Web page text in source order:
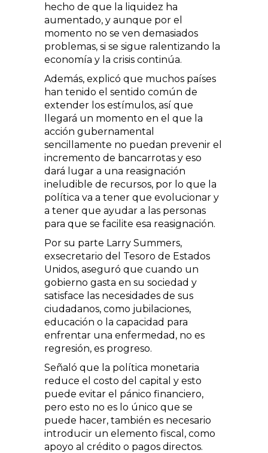
hecho de que la liquidez ha
aumentado, y aunque por el
momento no se ven demasiados
problemas, si se sigue ralentizando la
economía y la crisis continúa.
Además, explicó que muchos países
han tenido el sentido común de
extender los estímulos, así que
llegará un momento en el que la
acción gubernamental
sencillamente no puedan prevenir el
incremento de bancarrotas y eso
dará lugar a una reasignación
ineludible de recursos, por lo que la
política va a tener que evolucionar y
a tener que ayudar a las personas
para que se facilite esa reasignación.
Por su parte Larry Summers,
exsecretario del Tesoro de Estados
Unidos, aseguró que cuando un
gobierno gasta en su sociedad y
satisface las necesidades de sus
ciudadanos, como jubilaciones,
educación o la capacidad para
enfrentar una enfermedad, no es
regresión, es progreso.
Señaló que la política monetaria
reduce el costo del capital y esto
puede evitar el pánico financiero,
pero esto no es lo único que se
puede hacer, también es necesario
introducir un elemento fiscal, como
apoyo al crédito o pagos directos.